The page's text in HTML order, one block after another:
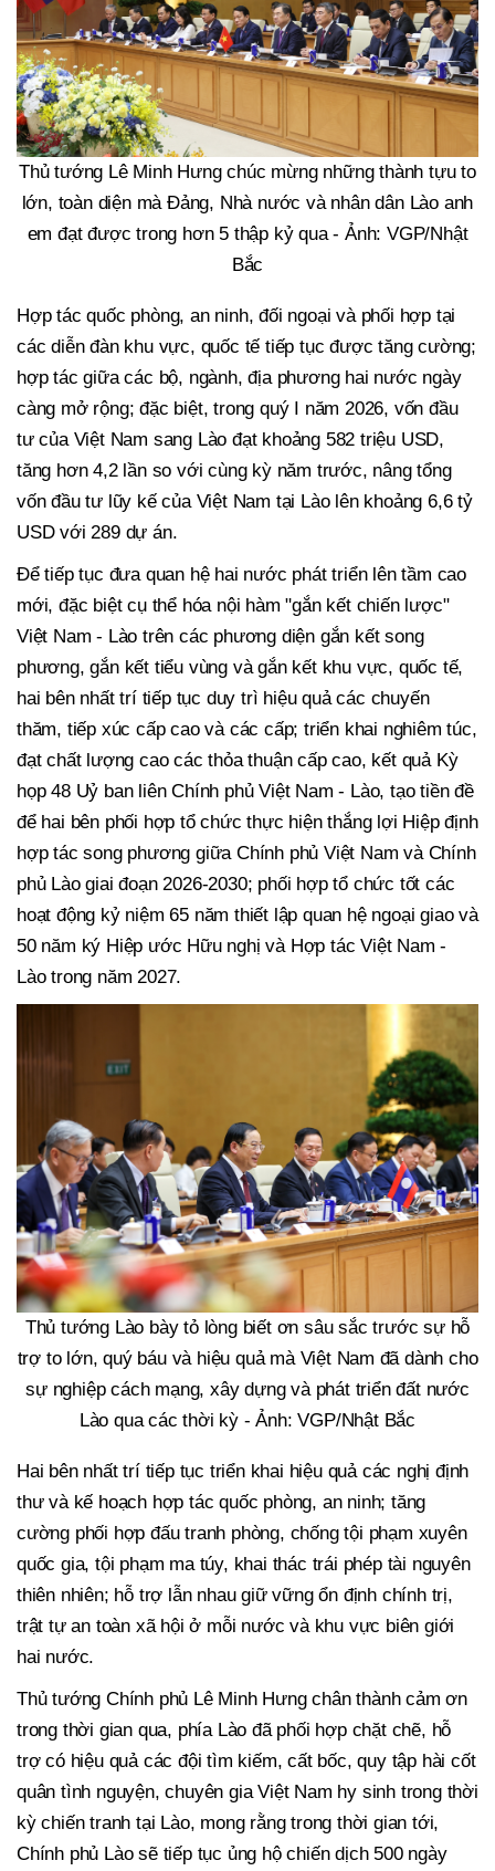
Thủ tướng Lê Minh Hưng chúc mừng những thành tựu to
lớn, toàn diện mà Đảng, Nhà nước và nhân dân Lào anh
em đạt được trong hơn 5 thập kỷ qua - Ảnh: VGP/Nhật
Bắc
Hợp tác quốc phòng, an ninh, đối ngoại và phối hợp tại
các diễn đàn khu vực, quốc tế tiếp tục được tăng cường;
hợp tác giữa các bộ, ngành, địa phương hai nước ngày
càng mở rộng; đặc biệt, trong quý I năm 2026, vốn đầu
tư của Việt Nam sang Lào đạt khoảng 582 triệu USD,
tăng hơn 4,2 lần so với cùng kỳ năm trước, nâng tổng
vốn đầu tư lũy kế của Việt Nam tại Lào lên khoảng 6,6 tỷ
USD với 289 dự án.
Để tiếp tục đưa quan hệ hai nước phát triển lên tầm cao
mới, đặc biệt cụ thể hóa nội hàm "gắn kết chiến lược"
Việt Nam - Lào trên các phương diện gắn kết song
phương, gắn kết tiểu vùng và gắn kết khu vực, quốc tế,
hai bên nhất trí tiếp tục duy trì hiệu quả các chuyến
thăm, tiếp xúc cấp cao và các cấp; triển khai nghiêm túc,
đạt chất lượng cao các thỏa thuận cấp cao, kết quả Kỳ
họp 48 Uỷ ban liên Chính phủ Việt Nam - Lào, tạo tiền đề
để hai bên phối hợp tổ chức thực hiện thắng lợi Hiệp định
hợp tác song phương giữa Chính phủ Việt Nam và Chính
phủ Lào giai đoạn 2026-2030; phối hợp tổ chức tốt các
hoạt động kỷ niệm 65 năm thiết lập quan hệ ngoại giao và
50 năm ký Hiệp ước Hữu nghị và Hợp tác Việt Nam -
Lào trong năm 2027.
Thủ tướng Lào bày tỏ lòng biết ơn sâu sắc trước sự hỗ
trợ to lớn, quý báu và hiệu quả mà Việt Nam đã dành cho
sự nghiệp cách mạng, xây dựng và phát triển đất nước
Lào qua các thời kỳ - Ảnh: VGP/Nhật Bắc
Hai bên nhất trí tiếp tục triển khai hiệu quả các nghị định
thư và kế hoạch hợp tác quốc phòng, an ninh; tăng
cường phối hợp đấu tranh phòng, chống tội phạm xuyên
quốc gia, tội phạm ma túy, khai thác trái phép tài nguyên
thiên nhiên; hỗ trợ lẫn nhau giữ vững ổn định chính trị,
trật tự an toàn xã hội ở mỗi nước và khu vực biên giới
hai nước.
Thủ tướng Chính phủ Lê Minh Hưng chân thành cảm ơn
trong thời gian qua, phía Lào đã phối hợp chặt chẽ, hỗ
trợ có hiệu quả các đội tìm kiếm, cất bốc, quy tập hài cốt
quân tình nguyện, chuyên gia Việt Nam hy sinh trong thời
kỳ chiến tranh tại Lào, mong rằng trong thời gian tới,
Chính phủ Lào sẽ tiếp tục ủng hộ chiến dịch 500 ngày